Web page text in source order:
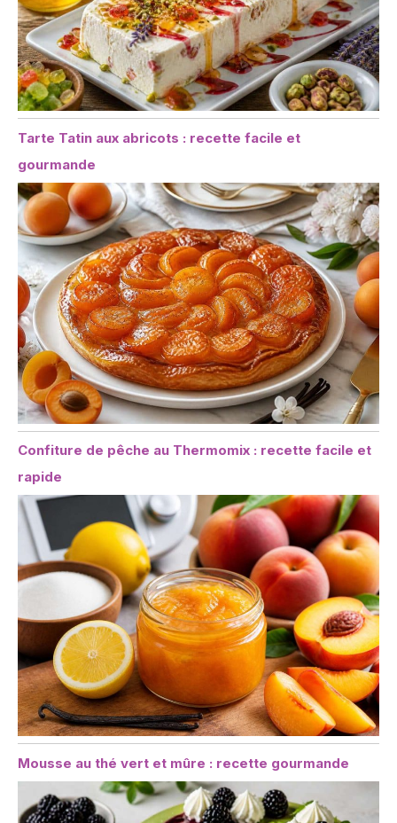
Tarte Tatin aux abricots : recette facile et
gourmande
Confiture de pêche au Thermomix : recette facile et
rapide
Mousse au thé vert et mûre : recette gourmande